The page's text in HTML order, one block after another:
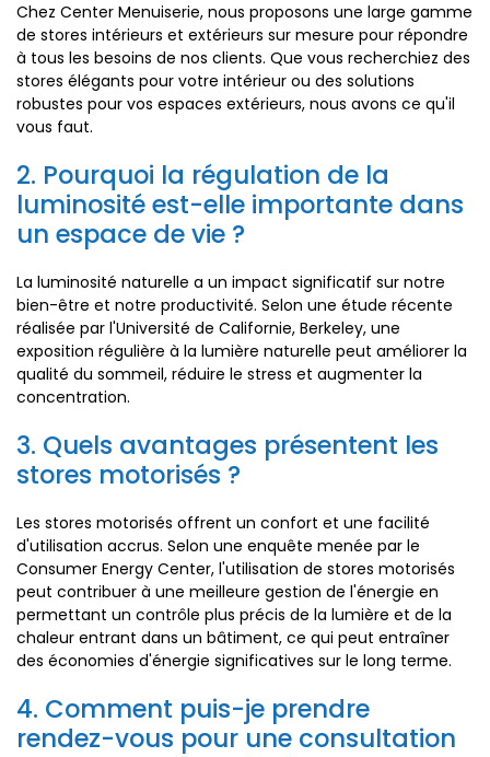
Chez Center Menuiserie, nous proposons une large gamme
de stores intérieurs et extérieurs sur mesure pour répondre
à tous les besoins de nos clients. Que vous recherchiez des
stores élégants pour votre intérieur ou des solutions
robustes pour vos espaces extérieurs, nous avons ce qu'il
vous faut.
2. Pourquoi la régulation de la
luminosité est-elle importante dans
un espace de vie ?
La luminosité naturelle a un impact significatif sur notre
bien-être et notre productivité. Selon une étude récente
réalisée par l'Université de Californie, Berkeley, une
exposition régulière à la lumière naturelle peut améliorer la
qualité du sommeil, réduire le stress et augmenter la
concentration.
3. Quels avantages présentent les
stores motorisés ?
Les stores motorisés offrent un confort et une facilité
d'utilisation accrus. Selon une enquête menée par le
Consumer Energy Center, l'utilisation de stores motorisés
peut contribuer à une meilleure gestion de l'énergie en
permettant un contrôle plus précis de la lumière et de la
chaleur entrant dans un bâtiment, ce qui peut entraîner
des économies d'énergie significatives sur le long terme.
4. Comment puis-je prendre
rendez-vous pour une consultation